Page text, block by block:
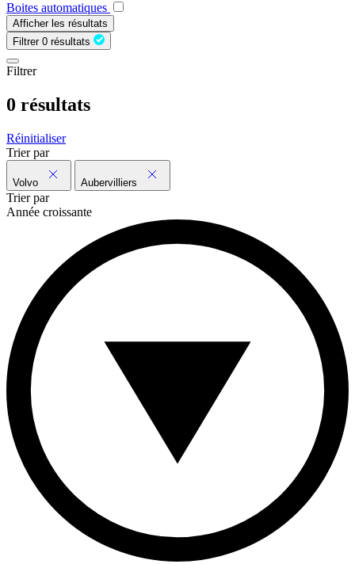
Boites automatiques
Afficher les résultats
Filtrer 0 résultats
Filtrer
0 résultats
Réinitialiser
Trier par
Volvo Aubervilliers
Trier par
Année croissante